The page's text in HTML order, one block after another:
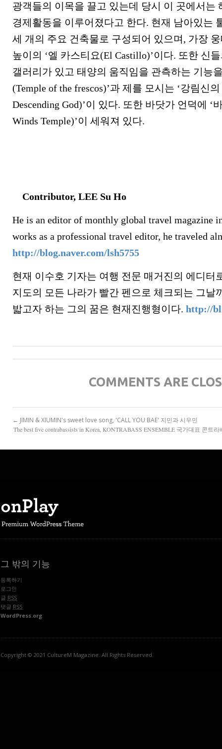
광객들의 이목을 끌고 있는데 당시 이 곳에서는
경제활동을 이루어졌다고 한다. 현재 남아있는
세 개의 주요 건축물로 구성되어 있으며, 가장
높이의 ‘엘 카스티요(El Castillo)’이다. 또한 신
갤러리가 있고 태양의 움직임을 관측하는 기능
(Temple of the frescos)’과 제를 모시는 ‘강림신
Descending God)’이 있다. 또한 바닷가 언덕에 ‘
Winds Temple)’이 세워져 있다.
Contributor, LEE Su Ho
He is an editor of monthly global travel magazine
works as a professional travel editor, he traveled
http://blog.naver.com/lsh5755
현재 이수호 기자는 여행 전문 매거진의 에디터
지도의 모든 나라가 빨간 펜으로 체크되는 그날
밟고자 하는 그의 꿈은 현재진행형이다. http://
COMMENTS ARE
← JIMIN & XIUMIN's sweet love song, 'CALL YOU BAE' 지민과 시우민
The best five contrabassists in Korea, KONTRABASS ENSEMBLE 국가대표 콘
그 밖의 기능
등록하기
로그인
글 RSS
댓글 RSS
WordPress.org
Copyright © 2021 CultureM Magazine. All Rights Reserved.